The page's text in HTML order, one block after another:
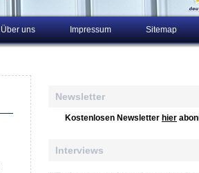
Über uns Impressum Sitemap
Newsletter
Kostenlosen Newsletter hier
Interviews